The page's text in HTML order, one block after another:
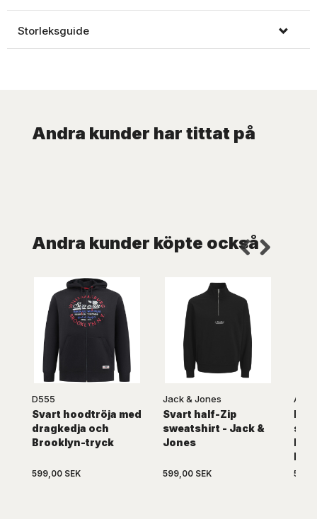
Storleksguide
Andra kunder har tittat på
Andra kunder köpte också
D555
Svart hoodtröja med
dragkedja och
Brooklyn-tryck
599,00 SEK
Jack & Jones
Svart half-Zip
sweatshirt - Jack &
Jones
599,00 SEK